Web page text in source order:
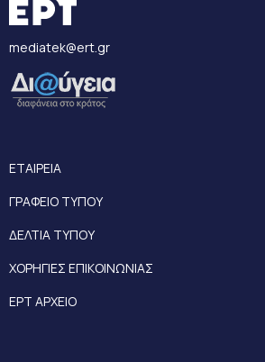
mediatek@ert.gr
ΕΤΑΙΡΕΙΑ
ΓΡΑΦΕΙΟ ΤΥΠΟΥ
ΔΕΛΤΙΑ ΤΥΠΟΥ
ΧΟΡΗΓΙΕΣ ΕΠΙΚΟΙΝΩΝΙΑΣ
ΕΡΤ ΑΡΧΕΙΟ